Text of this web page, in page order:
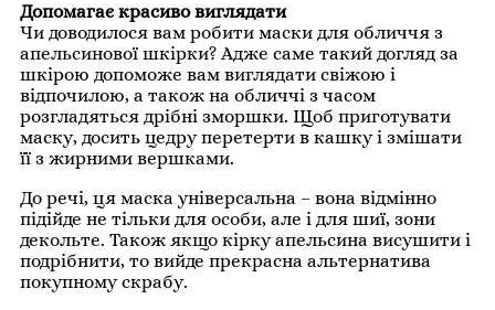
Допомагає красиво виглядати
Чи доводилося вам робити маски для обличчя з
апельсинової шкірки? Адже саме такий догляд за
шкірою допоможе вам виглядати свіжою і
відпочилою, а також на обличчі з часом
розгладяться дрібні зморшки. Щоб приготувати
маску, досить цедру перетерти в кашку і змішати
її з жирними вершками.
До речі, ця маска універсальна – вона відмінно
підійде не тільки для особи, але і для шиї, зони
декольте. Також якщо кірку апельсина висушити і
подрібнити, то вийде прекрасна альтернатива
покупному скрабу.